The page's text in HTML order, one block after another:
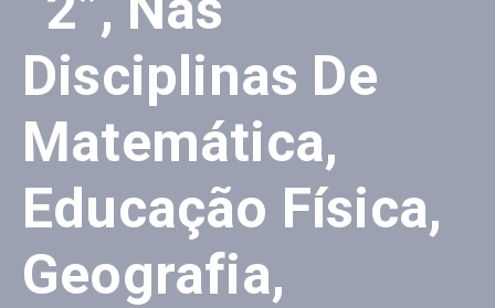
Disciplinas De
Matemática,
Educação Física,
Geografia,